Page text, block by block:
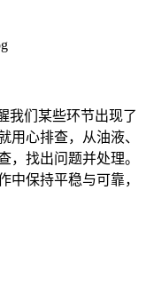
我们某些环节出现了
用心排查，从油液、
，找出问题并处理。
中保持平稳与可靠，